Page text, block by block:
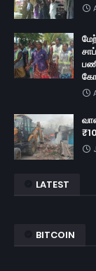
LATEST
BITCOIN